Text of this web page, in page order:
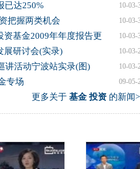
10-03-
已达250%
10-03-
把握两类机会
10-03-
基金2009年年度报告更
10-03-
展研讨会(实录)
10-03-
讲活动宁波站实录(图)
09-05-
专场
更多关于 基金 投资的新闻